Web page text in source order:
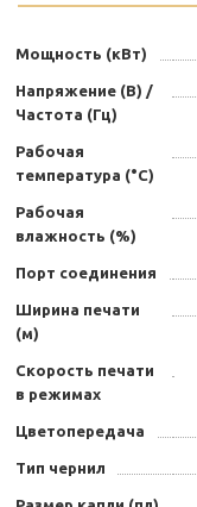
Мощность (кВт)
Напряжение (В) /
Частота (Гц)
Рабочая
температура (°C)
Рабочая
влажность (%)
Порт соединения
Ширина печати
(м)
Скорость печати
в режимах
Цветопередача
Тип чернил